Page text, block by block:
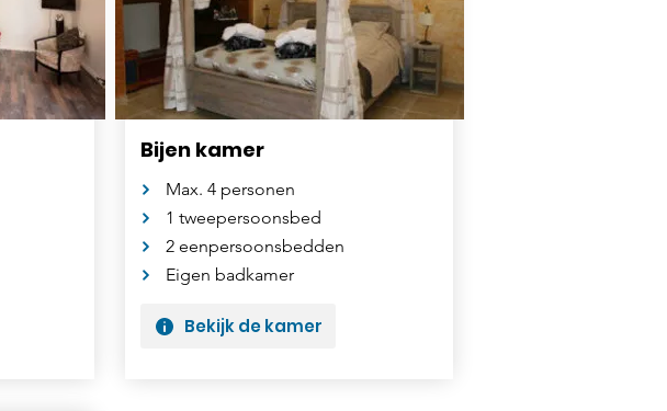
Bijen kamer
Max. 4 personen
1 tweepersoonsbed
2 eenpersoonsbedden
Eigen badkamer
Bekijk de kamer